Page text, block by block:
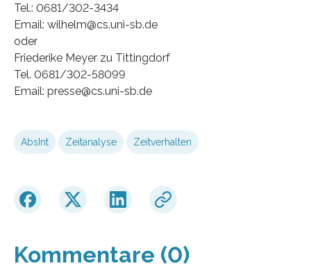
Tel.: 0681/302-3434
Email: wilhelm@cs.uni-sb.de
oder
Friederike Meyer zu Tittingdorf
Tel. 0681/302-58099
Email: presse@cs.uni-sb.de
AbsInt Zeitanalyse Zeitverhalten
Kommentare (0)